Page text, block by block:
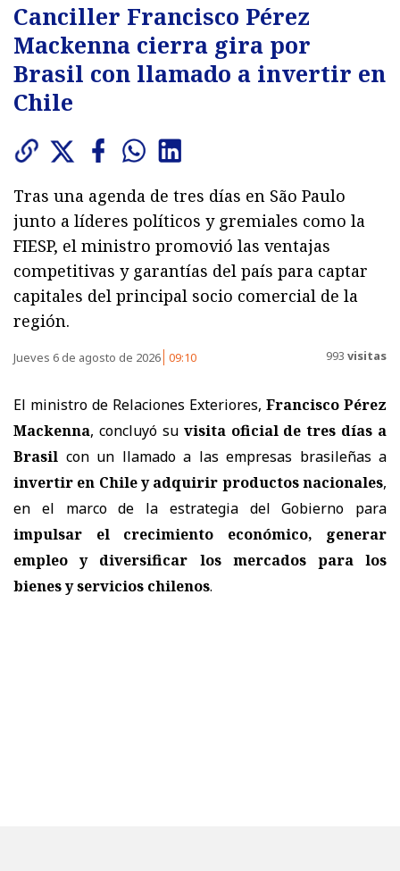
Canciller Francisco Pérez
Mackenna cierra gira por
Brasil con llamado a invertir en
Chile
Tras una agenda de tres días en São Paulo
junto a líderes políticos y gremiales como la
FIESP, el ministro promovió las ventajas
competitivas y garantías del país para captar
capitales del principal socio comercial de la
región.
Jueves 6 de agosto de 2026 09:10 993 visitas
El ministro de Relaciones Exteriores, Francisco Pérez
Mackenna, concluyó su visita oficial de tres días a
Brasil con un llamado a las empresas brasileñas a
invertir en Chile y adquirir productos nacionales,
en el marco de la estrategia del Gobierno para
impulsar el crecimiento económico, generar
empleo y diversificar los mercados para los
bienes y servicios chilenos.